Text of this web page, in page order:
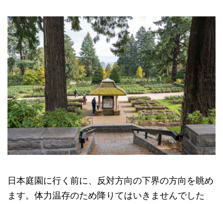
日本庭園に行く前に、反対方向の下界の方向を眺め
ます。体力温存のため降りてはいきませんでした